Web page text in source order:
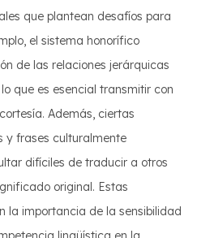
que plantean desafíos para
el sistema honorífico
de las relaciones jerárquicas
que es esencial transmitir con
Además, ciertas
y frases culturalmente
difíciles de traducir a otros
original. Estas
la importancia de la sensibilidad